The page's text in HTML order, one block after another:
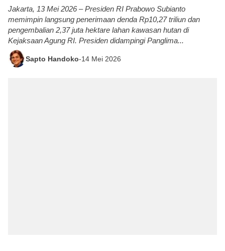
Jakarta, 13 Mei 2026 – Presiden RI Prabowo Subianto
memimpin langsung penerimaan denda Rp10,27 triliun dan
pengembalian 2,37 juta hektare lahan kawasan hutan di
Kejaksaan Agung RI. Presiden didampingi Panglima...
Sapto Handoko-14 Mei 2026